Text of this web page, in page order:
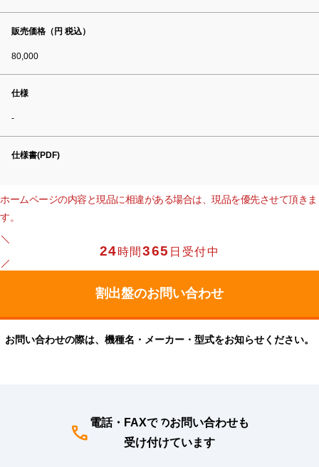
販売価格（円 税込）
80,000
仕様
-
仕様書(PDF)
ホームページの内容と現品に相違がある場合は、現品を優先させて頂きま
す。
24時間365 日受付中
お問い合わせの際は、機種名・メーカー・型式をお知らせください。
電話・FAXでのお問い合わせも
受け付けています